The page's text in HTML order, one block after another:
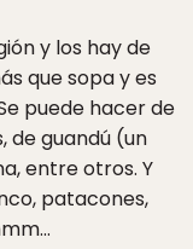
y los hay de
que sopa y es
puede hacer de
de guandú (un
entre otros. Y
patacones,